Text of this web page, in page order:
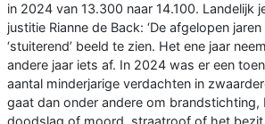
in 2024 van 13.300 naar 14.100. Landelijk
justitie Rianne de Back: ‘De afgelopen
‘stuiterend’ beeld te zien. Het ene jaar
andere jaar iets af. In 2024 was er een
aantal minderjarige verdachten in
gaat dan onder andere om brandstichting,
doodslag of moord, straatroof of het bezit